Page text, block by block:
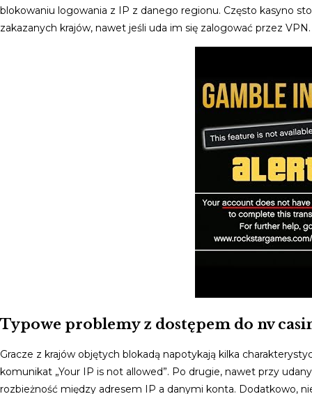
blokowaniu logowania z IP z danego regionu. Często kasyno
zakazanych krajów, nawet jeśli uda im się zalogować przez VPN.
Typowe problemy z dostępem do nv
Gracze z krajów objętych blokadą napotykają kilka
komunikat „Your IP is not allowed”. Po drugie, nawet przy
rozbieżność między adresem IP a danymi konta. Dodatkowo,